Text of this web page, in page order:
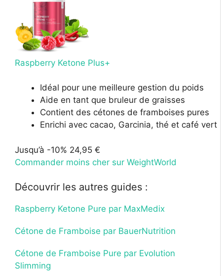
Raspberry Ketone Plus+
Idéal pour une meilleure gestion du poids
Aide en tant que bruleur de graisses
Contient des cétones de framboises pures
Enrichi avec cacao, Garcinia, thé et café vert
Jusqu’à -10% 24,95 €
Commander moins cher sur WeightWorld
Découvrir les autres guides :
Raspberry Ketone Pure par MaxMedix
Cétone de Framboise par BauerNutrition
Cétone de Framboise Pure par Evolution
Slimming